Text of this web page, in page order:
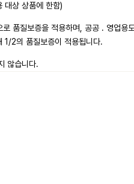
대상 상품에 한함)
품질보증을 적용하며, 공공 . 영업용
1/2의 품질보증이 적용됩니다.
않습니다.